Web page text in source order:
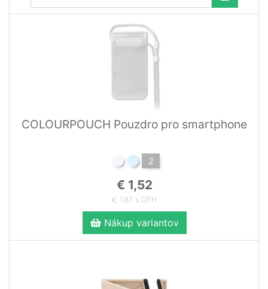
COLOURPOUCH Pouzdro pro smartphone
2
€ 1,52
€ 1,87 s DPH
Nákup variantov